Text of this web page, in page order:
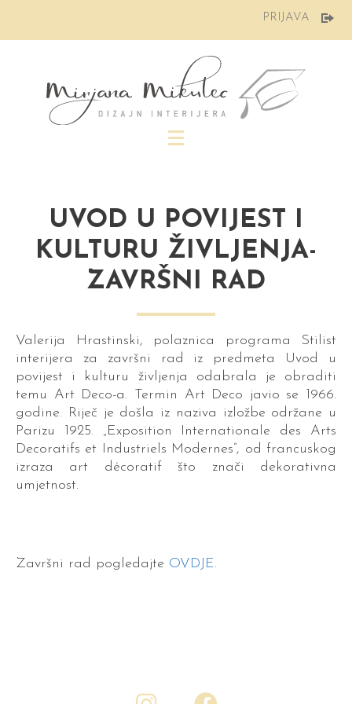
sadržaj
PRIJAVA
UVOD U POVIJEST I
KULTURU ŽIVLJENJA-
ZAVRŠNI RAD
Valerija Hrastinski, polaznica programa Stilist
interijera za završni rad iz predmeta Uvod u
povijest i kulturu življenja odabrala je obraditi
temu Art Deco-a. Termin Art Deco javio se 1966.
godine. Riječ je došla iz naziva izložbe održane u
Parizu 1925. „Exposition Internationale des Arts
Decoratifs et Industriels Modernes”, od francuskog
izraza art décoratif što znači dekorativna
umjetnost.
Završni rad pogledajte OVDJE.